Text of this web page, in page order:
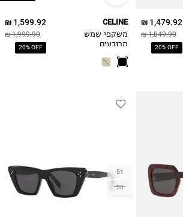
1,479.92 ₪
1,849.90 ₪
20% OFF
1,599.92 ₪
1,999.90 ₪
20% OFF
CELINE
משקפי שמש
מרובעים
51
50